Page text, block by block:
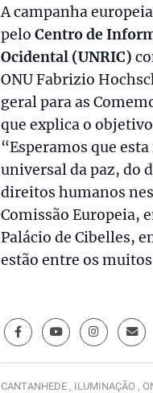
A campanha
pelo Centro de
Ocidental (UNRIC)
ONU Fabrizio
geral para as
que explica o
“Esperamos que
universal da paz, do
direitos humanos
Comissão Europeia,
Palácio de Cibelles,
estão entre os
CANTANHEDE , ILUMINAÇÃO ,